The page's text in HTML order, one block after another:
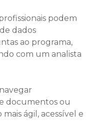
podem
dados
ao programa,
com um analista
documentos ou
ágil, acessível e